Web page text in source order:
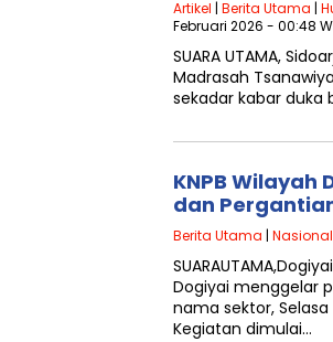
Artikel | Berita Utama |
Februari 2026 - 00:48
SUARA UTAMA,
Madrasah
sekadar kabar duka
KNPB Wilayah
dan
Berita Utama | Nasional
Dogiyai menggelar
nama sektor,
Kegiatan dimulai…